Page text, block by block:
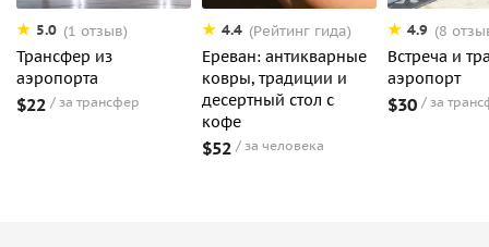
5.0 (1 отзыв)
Трансфер из
аэропорта
$22 за трансфер
4.4 (Рейтинг гида)
Ереван: антикварные
ковры, традиции и
десертный стол с
кофе
$52 за человека
4.9 (8
Встреча и
аэропорт
$30 за